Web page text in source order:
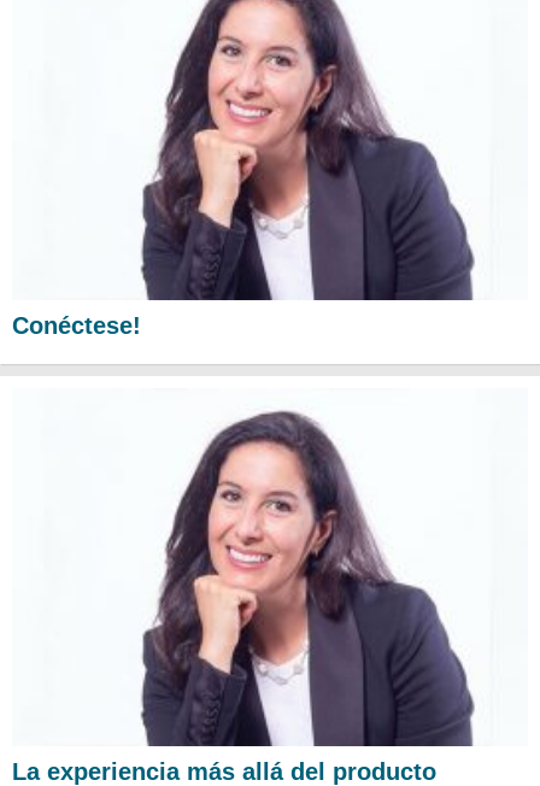
Conéctese!
La experiencia más allá del producto